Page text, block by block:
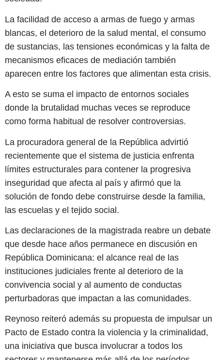
La facilidad de acceso a armas de fuego y armas
blancas, el deterioro de la salud mental, el consumo
de sustancias, las tensiones económicas y la falta de
mecanismos eficaces de mediación también
aparecen entre los factores que alimentan esta crisis.
A esto se suma el impacto de entornos sociales
donde la brutalidad muchas veces se reproduce
como forma habitual de resolver controversias.
La procuradora general de la República advirtió
recientemente que el sistema de justicia enfrenta
límites estructurales para contener la progresiva
inseguridad que afecta al país y afirmó que la
solución de fondo debe construirse desde la familia,
las escuelas y el tejido social.
Las declaraciones de la magistrada reabre un debate
que desde hace años permanece en discusión en
República Dominicana: el alcance real de las
instituciones judiciales frente al deterioro de la
convivencia social y al aumento de conductas
perturbadoras que impactan a las comunidades.
Reynoso reiteró además su propuesta de impulsar un
Pacto de Estado contra la violencia y la criminalidad,
una iniciativa que busca involucrar a todos los